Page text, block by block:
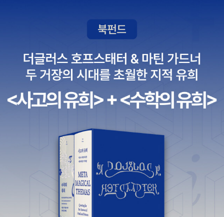
그런 표현들, 대목들을 읽을 때마다아이들 키울 때 그 때 생각들이 나
서 슬며시 미소지어지네요~~작가의 말에서 얘기했듯이40대 아줌
살고 있는 아이들의 시선으로최근의 동네를 바라보며 쓰는 느낌에서
묘한 향수를 갖게 되네요 ~~~ 시국이 어수선하고 사회 환경 전반적
으로 모두를 쳐져있을 때동화책 한권으로 어렸을 적 동심의 세계를
떠올릴 수 있어서 행복합니다. 읽으면서 내내 나도 모르게 미소짓는
천하는 좋은 동화책<우리 동네에 놀러올래?> 함께 한번 읽어보고 얘
기해보면오랜만에 아이들과 좋은 시간을 보낼 수 있을 듯 싶네요 ㅎ
ㅎ 이상 <우리동네에 놀러올래?> Review였습니다 ^^